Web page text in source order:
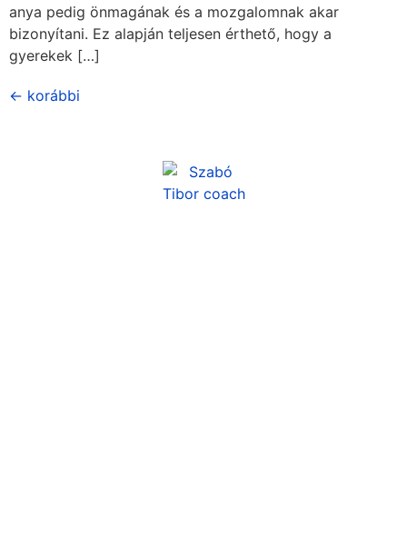
anya pedig önmagának és a mozgalomnak akar
bizonyítani. Ez alapján teljesen érthető, hogy a
gyerekek […]
← korábbi